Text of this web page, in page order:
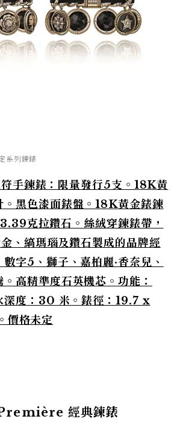
系列鍊錶
鍊錶：限量發行5支。18K黃
。黑色漆面錶盤。18K黃金錶鍊
克拉鑽石。絲絨穿鍊錶帶，
、縞瑪瑙及鑽石製成的品牌經
字5、獅子、嘉柏麗·香奈兒、
高精準度石英機芯。功能：
深度：30 米。錶徑：19.7 x
價格未定
經典鍊錶